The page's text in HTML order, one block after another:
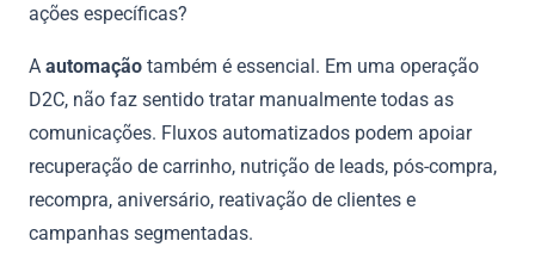
ações específicas?
A automação também é essencial. Em uma operação
D2C, não faz sentido tratar manualmente todas as
comunicações. Fluxos automatizados podem apoiar
recuperação de carrinho, nutrição de leads, pós-compra,
recompra, aniversário, reativação de clientes e
campanhas segmentadas.